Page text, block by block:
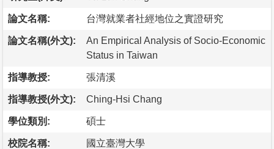
論文名稱: 台灣就業者社經地位之實證研究
論文名稱(外文):
An Empirical Analysis of Socio-Economic
Status in Taiwan
指導教授: 張清溪
指導教授(外文): Ching-Hsi Chang
學位類別: 碩士
校院名稱: 國立臺灣大學